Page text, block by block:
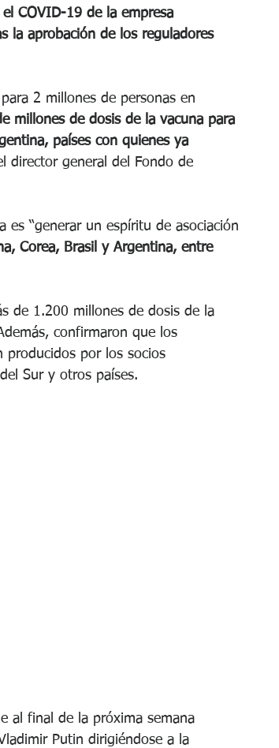
COVID-19 de la empresa
la aprobación de los reguladores
2 millones de personas en
millones de dosis de la vacuna para
países con quienes ya
director general del Fondo de
“generar un espíritu de asociación
Corea, Brasil y Argentina, entre
de 1.200 millones de dosis de la
confirmaron que los
producidos por los socios
Sur y otros países.
al final de la próxima semana
Putin dirigiéndose a la